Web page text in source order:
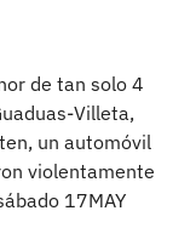
de tan solo 4
Villeta,
un automóvil
violentamente
17MAY